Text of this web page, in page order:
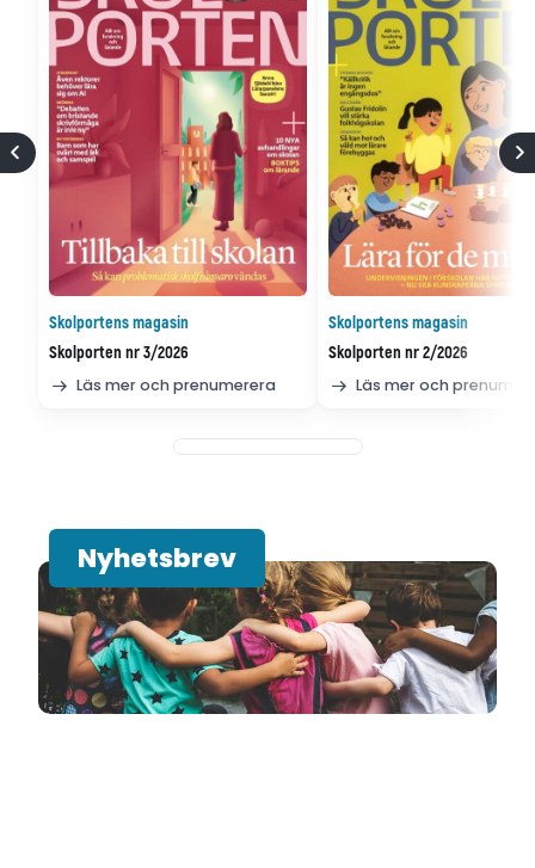
Skolportens magasin
Skolporten nr 3/2026
Läs mer och prenumerera
Skolportens magasin
Skolporten nr 2/2026
Läs mer och
Nyhetsbrev